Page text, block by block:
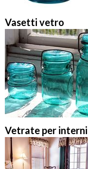
Vasetti vetro
Vetrate per interni